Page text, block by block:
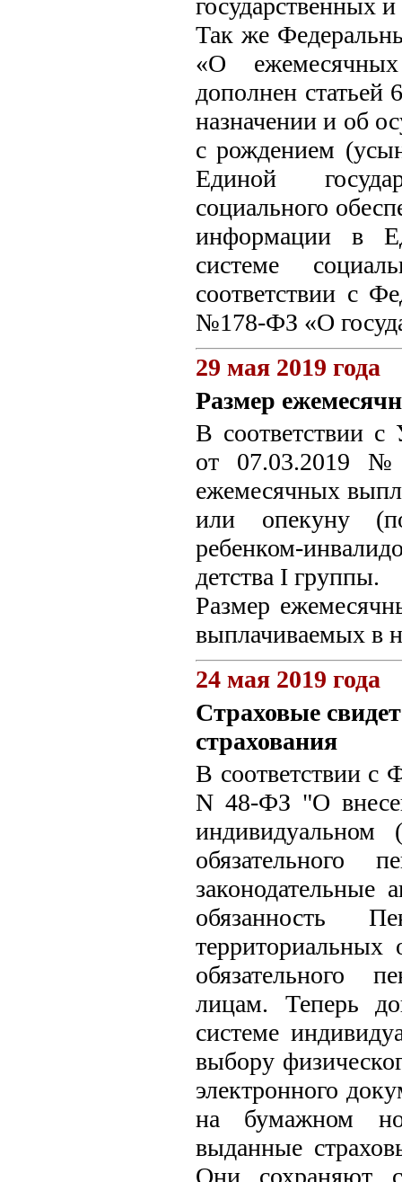
государственных
Так же
«О
дополнен статьей
назначении и об
с рождением
Единой
социального
информации в
системе
соответствии с
№178-ФЗ «О
29 мая 2019 года
Размер
В соответствии с
от 07.03.2019 №
ежемесячных
или опекуну
ребенком-
детства I группы.
Размер
выплачиваемых в
24 мая 2019 года
Страховые
страхования
В соответствии с
N 48-ФЗ "О
индивидуальном
обязательного
законодательные
обязанность
территориальных
обязательного
лицам. Теперь
системе
выбору
электронного
на бумажном
выданные
Они сохраняют